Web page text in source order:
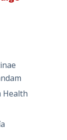
Health